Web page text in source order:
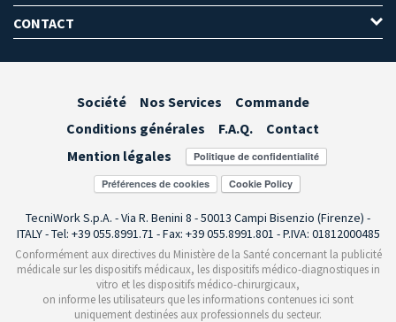
CONTACT
Société Nos Services
Commande
Conditions générales
F.A.Q.
Contact
Mention légales
Préférences de cookies
TecniWork S.p.A. - Via R. Benini 8 - 50013 Campi Bisenzio (Firenze) -
ITALY - Tel: +39 055.8991.71 - Fax: +39 055.8991.801 - P.IVA: 01812000485
Conformément aux directives du Ministère de la Santé concernant la publicité
médicale sur les dispositifs médicaux, les dispositifs médico-diagnostiques in
vitro et les dispositifs médico-chirurgicaux,
on informe les utilisateurs que les informations contenues ici sont
uniquement destinées aux professionnels du secteur.